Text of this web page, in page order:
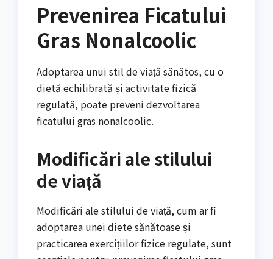
Prevenirea Ficatului
Gras Nonalcoolic
Adoptarea unui stil de viață sănătos, cu o
dietă echilibrată și activitate fizică
regulată, poate preveni dezvoltarea
ficatului gras nonalcoolic.
Modificări ale stilului
de viață
Modificări ale stilului de viață, cum ar fi
adoptarea unei diete sănătoase și
practicarea exercițiilor fizice regulate, sunt